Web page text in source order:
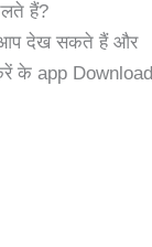
हैं?
आप देख सकते हैं और
के app Download